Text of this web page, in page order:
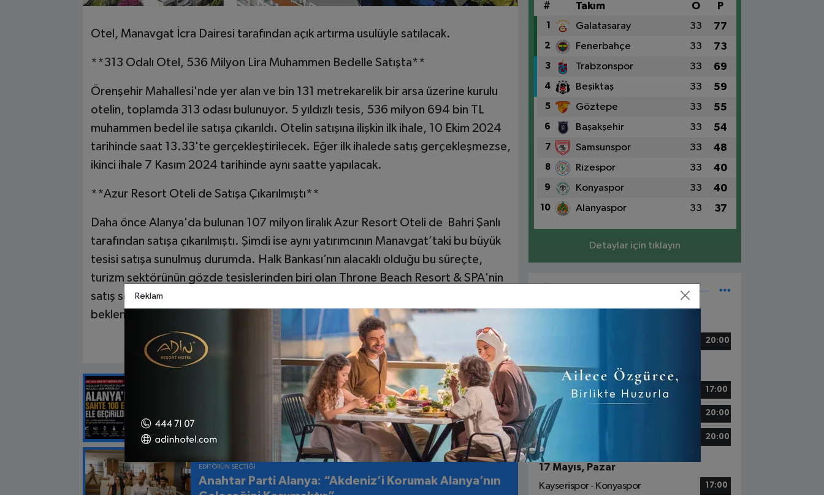
Otel, Manavgat İcra Dairesi tarafından açık artırma usulüyle satılacak.
**313 Odalı Otel, 536 Milyon Lira Muhammen Bedelle Satışta**
Örenşehir Mahallesi'nde yer alan ve bin 131 metrekarelik bir arsa üzerine kurulu
otelin, toplamda 313 odası bulunuyor. 5 yıldızlı tesis, 536 milyon 694 bin TL
muhammen bedel ile satışa çıkarıldı. Otelin satışına ilişkin ilk ihale, 10 Ekim 2024
tarihinde saat 13.33'te gerçekleştirilecek. Eğer ilk ihalede satış gerçekleşmezse,
ikinci ihale 7 Kasım 2024 tarihinde aynı saatte yapılacak.
**Azur Resort Oteli de Satışa Çıkarılmıştı**
Daha önce Alanya'da bulunan 107 milyon liralık Azur Resort Oteli de Bahri Şanlı
tarafından satışa çıkarılmıştı. Şimdi ise aynı yatırımcının Manavgat’taki bu büyük
tesisi satışa sunulmuş durumda. Halk Bankası’nın alacaklı olduğu bu süreçte,
turizm sektörünün gözde tesislerinden biri olan Throne Beach Resort & SPA'nin
satış sonucu, bölgede turizm yatırımcılarının ilgisini çekecek bir gelişme olarak
bekleniyor.
Alanya’da Sahte 100 Euro Operasyonu: 56 Banknot
EDITÖRÜN SEÇTIĞI
Anahtar Parti Alanya: “Akdeniz’i Korumak Alanya’nın
# Takım O P
1 Galatasaray 33 77
2 Fenerbahçe 33 73
3 Trabzonspor 33 69
4 Beşiktaş 33 59
5 Göztepe 33 55
6 Başakşehir 33 54
7 Samsunspor 33 48
8 Rizespor 33 40
9 Konyaspor 33 40
10 Alanyaspor 33 37
Detaylar için tıklayın
20:00
16 Mayıs, Cumartesi
Fatih Karagümrük - Alanyaspor
17:00
Gaziantep FK - Başakşehir 20:00
Samsunspor - Göztepe 20:00
17 Mayıs, Pazar
Kayserispor - Konyaspor
17:00
Reklam